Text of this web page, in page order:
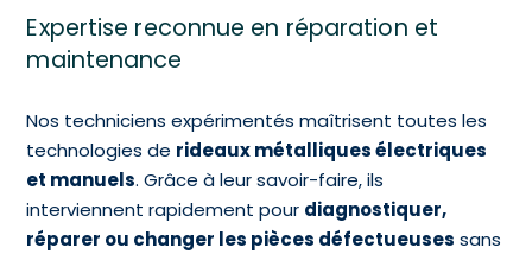
Expertise reconnue en réparation et
maintenance
Nos techniciens expérimentés maîtrisent toutes les
technologies de rideaux métalliques électriques
et manuels. Grâce à leur savoir-faire, ils
interviennent rapidement pour diagnostiquer,
réparer ou changer les pièces défectueuses sans